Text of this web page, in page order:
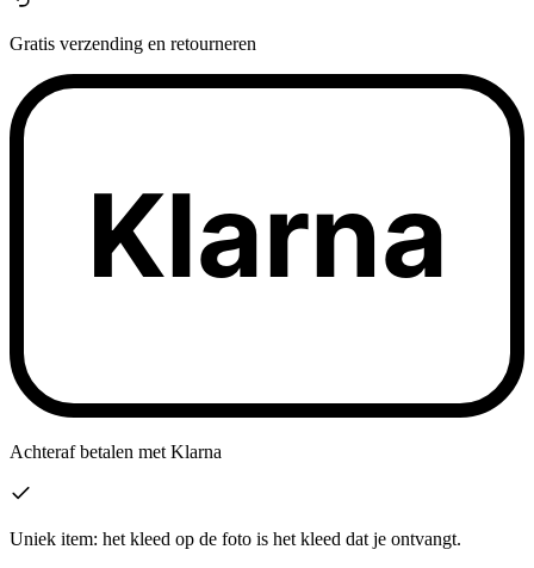
Gratis verzending en retourneren
Klarna
Achteraf betalen met Klarna
Uniek item: het kleed op de foto is het kleed dat je ontvangt.